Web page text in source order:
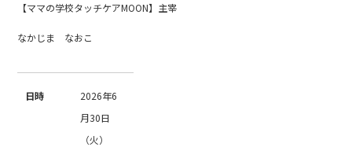
【ママの学校タッチケアMOON】主宰
なかじま なおこ
日時
2026年6
月30日
（火）